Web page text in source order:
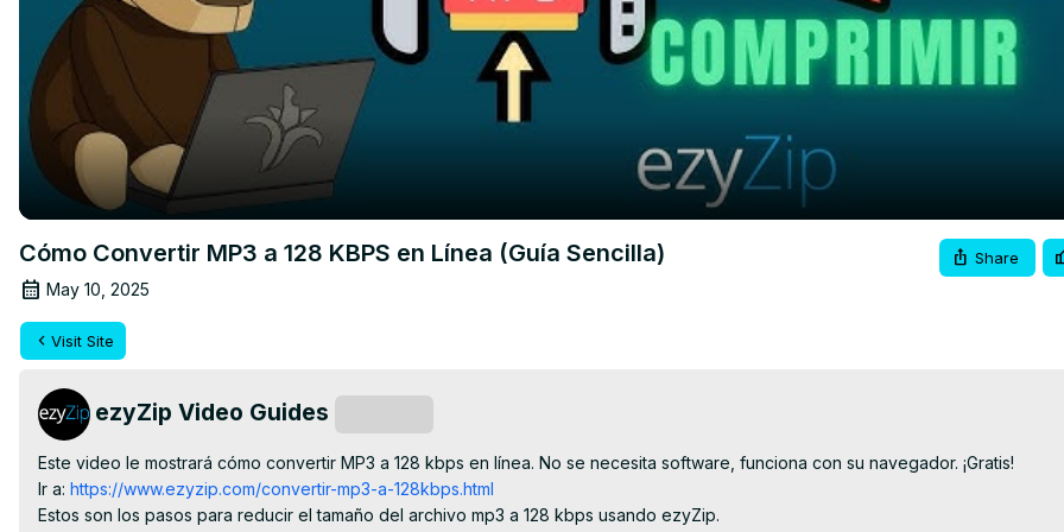
Cómo Convertir MP3 a 128 KBPS en Línea (Guía Sencilla)
May 10, 2025
Share
Visit Site
ezyZip Video Guides
Este video le mostrará cómo convertir MP3 a 128 kbps en línea. No se necesita software, funciona con su navegador. ¡Gratis!
Ir a: https://www.ezyzip.com/convertir-mp3-a-128kbps.html
Estos son los pasos para reducir el tamaño del archivo mp3 a 128 kbps usando ezyZip.